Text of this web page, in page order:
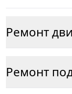
Ремонт
Ремонт